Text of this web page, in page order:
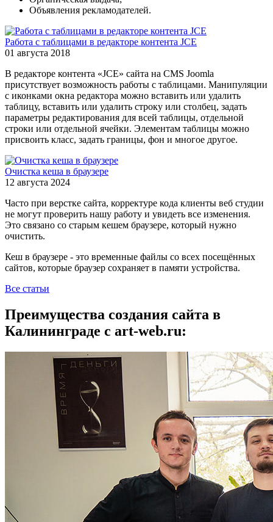
Объявления рекламодателей.
Работа с таблицами в редакторе контента JCE
01 августа 2018
В редакторе контента «JCE» сайта на CMS Joomla
присутствует возможность работы с таблицами. Манипуляции
с иконками окна редактора можно вставить или удалить
таблицу, вставить или удалить строку или столбец, задать
параметры редактирования для всей таблицы, отдельной
строки или отдельной ячейки. Элементам таблицы можно
присвоить класс, задать границы, фон и многое другое.
Очистка кеша в браузере
12 августа 2024
Часто при верстке сайта, корректуре кода клиенты веб студии
не могут проверить нашу работу и увидеть все изменения.
Это связано со старым кешем браузере, который нужно
очистить.
Кеш в браузере - это временные файлы со всех посещённых
сайтов, которые браузер сохраняет в памяти устройства.
Все статьи
Преимущества создания сайта в
Калининграде с art-web.ru: